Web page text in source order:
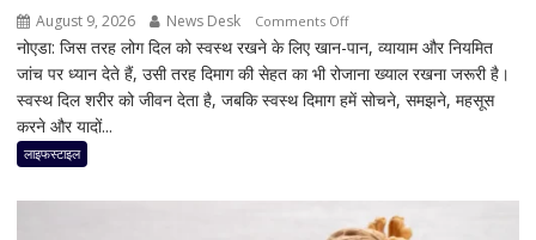
August 9, 2026 News Desk Comments Offon
ब्रेन
हेल्थ
को
एक्सपर्ट
से
नोएडा: जिस तरह लोग दिल को स्वस्थ रखने के लिए खान-पान, व्यायाम और नियमित
जांच पर ध्यान देते हैं, उसी तरह दिमाग की सेहत का भी रोजाना ख्याल रखना जरूरी है।
स्वस्थ दिल शरीर को जीवन देता है, जबकि स्वस्थ दिमाग हमें सोचने, समझने, महसूस
करने और यादों...
लाइफस्टाइल